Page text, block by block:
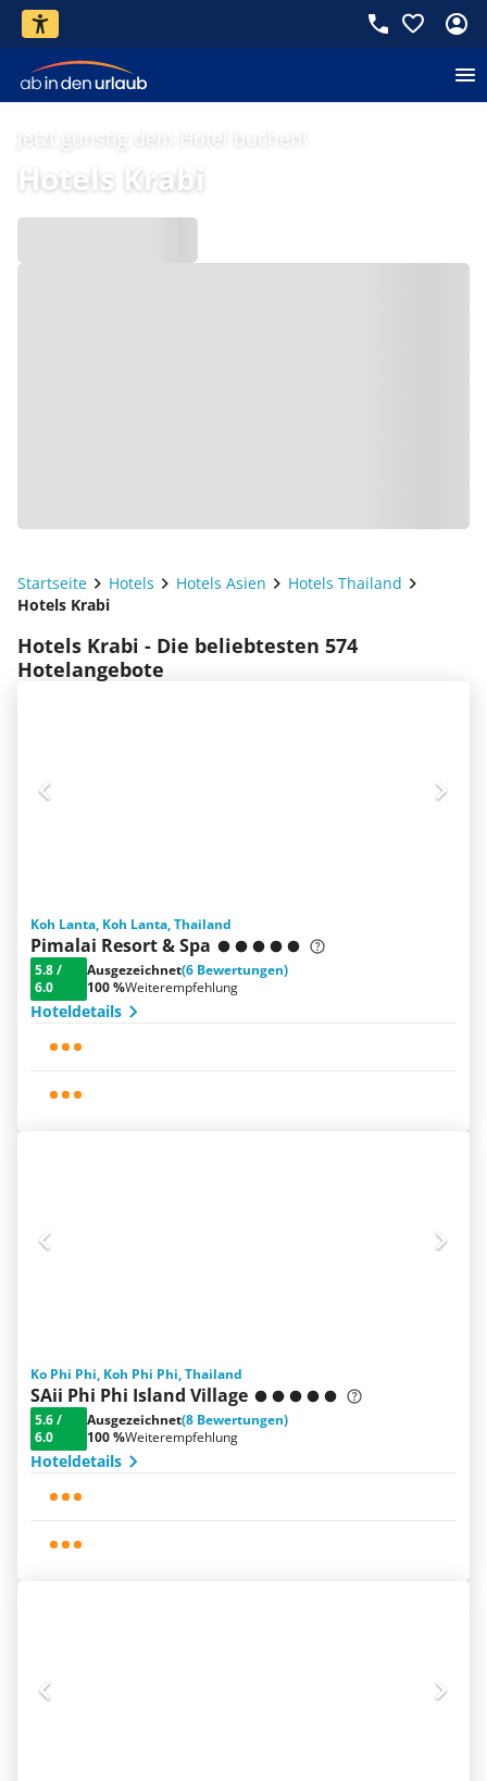
Jetzt günstig dein Hotel buchen!
Hotels Krabi
Startseite Hotels Hotels Asien
Hotels Thailand
Hotels Krabi
Hotels Krabi - Die beliebtesten 574
Hotelangebote
Koh Lanta, Koh Lanta, Thailand
Pimalai Resort & Spa
5.8/
6.0
Ausgezeichnet(6 Bewertungen)
100 %Weiterempfehlung
Hoteldetails
Ko Phi Phi, Koh Phi Phi, Thailand
SAii Phi Phi Island Village
5.6/
6.0
Ausgezeichnet(8 Bewertungen)
100 %Weiterempfehlung
Hoteldetails